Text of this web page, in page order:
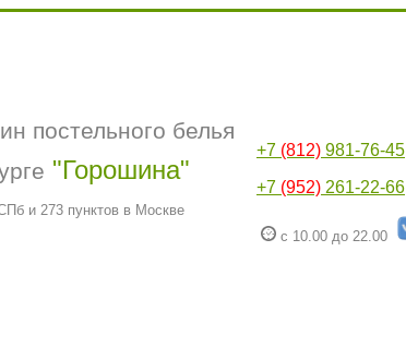
постельного белья
"Горошина"
и 273 пунктов в Москве
+7 (812) 981-76-45
+7 (952) 261-22-66
с 10.00 до 22.00